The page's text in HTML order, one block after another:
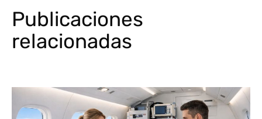
Publicaciones
relacionadas